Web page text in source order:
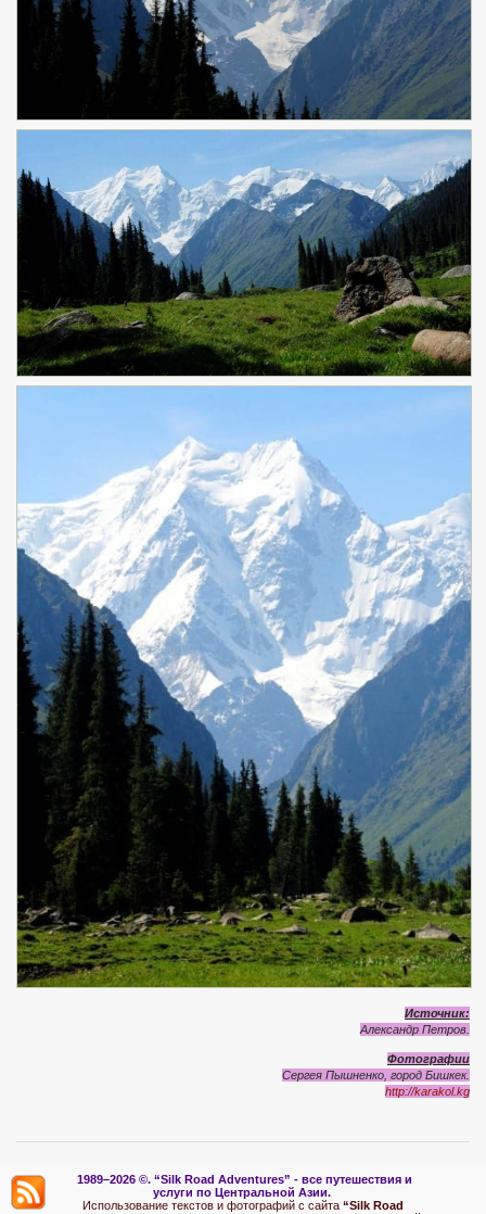
Источник:
Александр Петров.
Фотографии
Сергея Пышненко, город Бишкек.
http://karakol.kg
1989–2026 ©. “Silk Road Adventures” - все путешествия и
услуги по Центральной Азии.
Использование текстов и фотографий с сайта “Silk Road